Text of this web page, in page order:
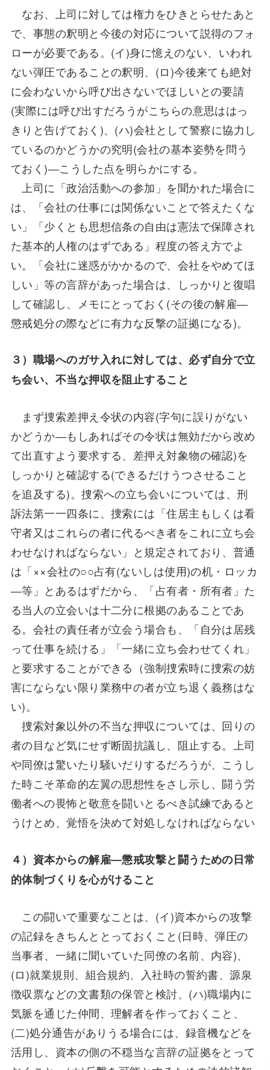
なお、上司に対しては権力をひきとらせたあと
で、事態の釈明と今後の対応について説得のフォ
ローが必要である。(イ)身に憶えのない、いわれ
ない弾圧であることの釈明、(ロ)今後来ても絶対
に会わないから呼び出さないでほしいとの要請
(実際には呼び出すだろうがこちらの意思ははっ
きりと告げておく)、(ハ)会社として警察に協力し
ているのかどうかの究明(会社の基本姿勢を問う
ておく)―こうした点を明らかにする。
上司に「政治活動への参加」を聞かれた場合に
は、「会社の仕事には関係ないことで答えたくな
い」「少くとも思想信条の自由は憲法で保障され
た基本的人権のはずである」程度の答え方でよ
い。「会社に迷惑がかかるので、会社をやめてほ
しい」等の言辞があった場合は、しっかりと復唱
して確認し、メモにとっておく(その後の解雇―
懲戒処分の際などに有力な反撃の証拠になる)。
３）職場へのガサ入れに対しては、必ず自分で立
ち会い、不当な押収を阻止すること
まず捜索差押え令状の内容(字句に誤りがない
かどうか―もしあればその令状は無効だから改め
て出直すよう要求する、差押え対象物の確認)を
しっかりと確認する(できるだけうつさせること
を追及する)。捜索への立ち会いについては、刑
訴法第一一四条に、捜索には「住居主もしくは看
守者又はこれらの者に代るべき者をこれに立ち会
わせなければならない」と規定されており、普通
は「××会社の○○占有(ないしは使用)の机・ロッカ
―等」とあるはずだから、「占有者・所有者」た
る当人の立会いは十二分に根拠のあることであ
る。会社の責任者が立会う場合も、「自分は居残
って仕事を続ける」「一緒に立ち会わせてくれ」
と要求することができる（強制捜索時に捜索の妨
害にならない限り業務中の者が立ち退く義務はな
い)。
捜索対象以外の不当な押収については、回りの
者の目など気にせず断固抗議し、阻止する。上司
や同僚は驚いたり騒いだりするだろうが、こうし
た時こそ革命的左翼の思想性をさし示し、闘う労
働者への畏怖と敬意を闘いとるべき試練であると
うけとめ、覚悟を決めて対処しなければならない
４）資本からの解雇―懲戒攻撃と闘うための日常
的体制づくりを心がけること
この闘いで重要なことは、(イ)資本からの攻撃
の記録をきちんととっておくこと(日時、弾圧の
当事者、一緒に聞いていた同僚の名前、内容)、
(ロ)就業規則、組合規約、入社時の誓約書、源泉
徴収票などの文書類の保管と検討、(ハ)職場内に
気脈を通じた仲間、理解者を作っておくこと、
(二)処分通告がありうる場合には、録音機などを
活用し、資本の側の不穏当な言辞の証拠をとって